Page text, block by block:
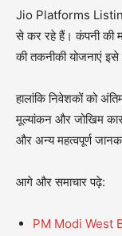
Jio Platforms
से कर रहे हैं। कंपनी की
की तकनीकी योजनाएं
हालांकि निवेशकों को
मूल्यांकन और जोखिम
और अन्य महत्वपूर्ण
आगे और समाचार पढ़े:
PM Modi West